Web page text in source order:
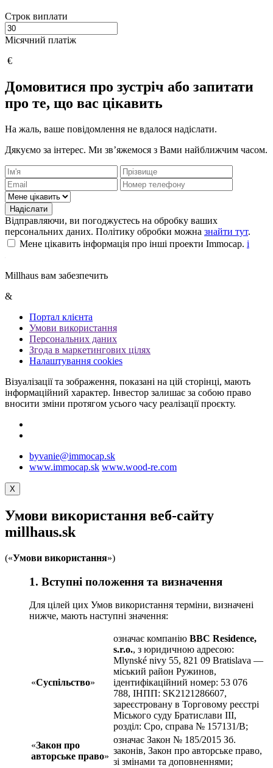
Строк виплати
Місячний платіж
€
Домовитися про зустріч або запитати
про те, що вас цікавить
На жаль, ваше повідомлення не вдалося надіслати.
Дякуємо за інтерес. Ми зв’яжемося з Вами найближчим часом.
Надіслати
Відправляючи, ви погоджуєтесь на обробку ваших
персональних даних. Політику обробки можна знайти тут.
Мене цікавить інформація про інші проекти Immocap. i
Millhaus вам забезпечить
&
Портал клієнта
Умови використання
Персональних даних
Згода в маркетингових цілях
Налаштування cookies
Візуалізації та зображення, показані на цій сторінці, мають
інформаційний характер. Інвестор залишає за собою право
вносити зміни протягом усього часу реалізації проєкту.
byvanie@immocap.sk
www.immocap.sk www.wood-re.com
X
Умови використання веб-сайту
millhaus.sk
(«Умови використання»)
1. Вступні положення та визначення
Для цілей цих Умов використання терміни, визначені
нижче, мають наступні значення:
«Суспільство»
означає компанію BBC Residence,
s.r.o., з юридичною адресою:
Mlynské nivy 55, 821 09 Bratislava —
міський район Ружинов,
ідентифікаційний номер: 53 076
788, IНПП: SK2121286607,
зареєстровану в Торговому реєстрі
Міського суду Братислави III,
розділ: Сро, справа № 157131/B;
«Закон про
авторське право»
означає Закон № 185/2015 Зб.
законів, Закон про авторське право,
зі змінами та доповненнями;